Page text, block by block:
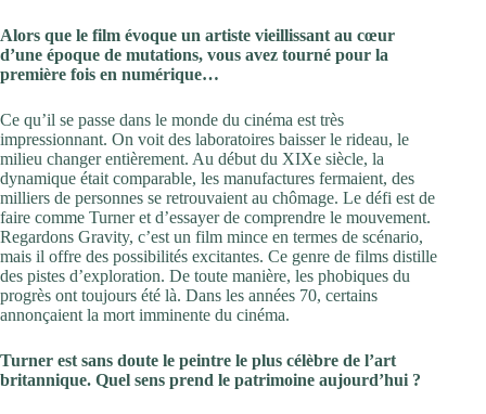
Alors que le film évoque un artiste vieillissant au cœur
d’une époque de mutations, vous avez tourné pour la
première fois en numérique…
Ce qu’il se passe dans le monde du cinéma est très
impressionnant. On voit des laboratoires baisser le rideau, le
milieu changer entièrement. Au début du XIXe siècle, la
dynamique était comparable, les manufactures fermaient, des
milliers de personnes se retrouvaient au chômage. Le défi est de
faire comme Turner et d’essayer de comprendre le mouvement.
Regardons Gravity, c’est un film mince en termes de scénario,
mais il offre des possibilités excitantes. Ce genre de films distille
des pistes d’exploration. De toute manière, les phobiques du
progrès ont toujours été là. Dans les années 70, certains
annonçaient la mort imminente du cinéma.
Turner est sans doute le peintre le plus célèbre de l’art
britannique. Quel sens prend le patrimoine aujourd’hui ?